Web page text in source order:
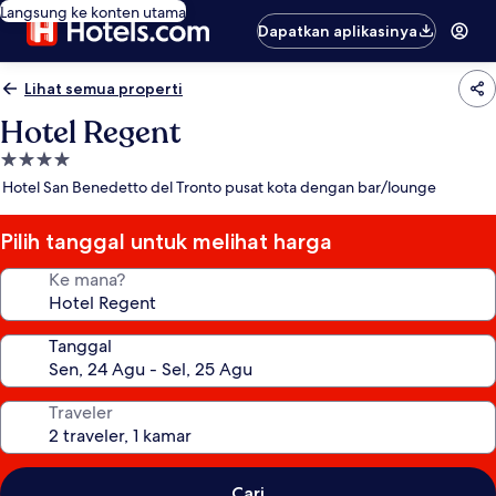
Langsung ke konten utama
Dapatkan aplikasinya
Lihat semua properti
Hotel Regent
Properti
bintang
Hotel San Benedetto del Tronto pusat kota dengan bar/lounge
Pilih tanggal untuk melihat harga
Ke mana?
Tanggal
Traveler